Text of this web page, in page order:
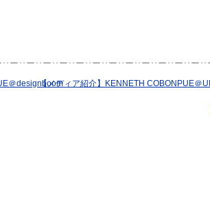
＠designboom【メディア紹介】KENNETH COBONPUE＠